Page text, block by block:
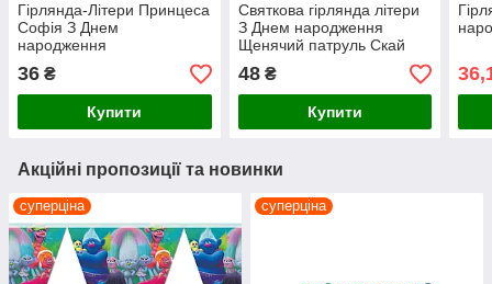
Гірлянда-Літери Принцеса
Софія З Днем
народження
36 ₴
Купити
Святкова гірлянда літери
З Днем народження
Щенячий патруль Скай
Еверест
48₴
Купити
Акційні пропозиції та новинки
суперціна суперціна